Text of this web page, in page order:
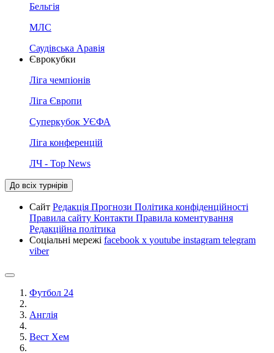
Бельгія
МЛС
Саудівська Аравія
Єврокубки
Ліга чемпіонів
Ліга Європи
Суперкубок УЄФА
Ліга конференцій
ЛЧ - Top News
До всіх турнірів
Сайт Редакція Прогнози Політика конфіденційності
Правила сайту Контакти Правила коментування
Редакційна політика
Соціальні мережі facebook x youtube instagram telegram
viber
Футбол 24
Англія
Вест Хем